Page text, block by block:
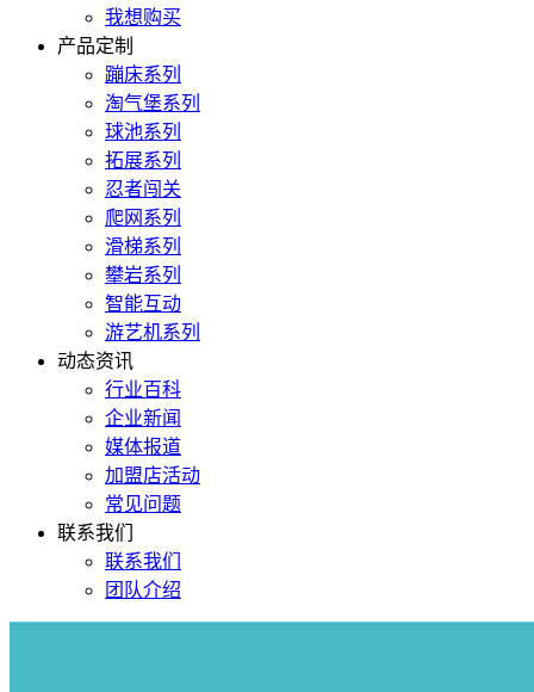
我想购买
产品定制
蹦床系列
淘气堡系列
球池系列
拓展系列
忍者闯关
爬网系列
滑梯系列
攀岩系列
智能互动
游艺机系列
动态资讯
行业百科
企业新闻
媒体报道
加盟店活动
常见问题
联系我们
联系我们
团队介绍